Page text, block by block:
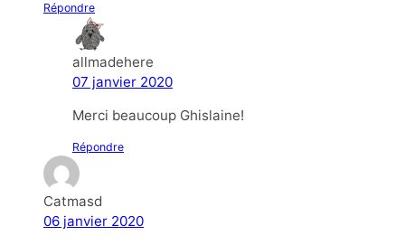
Répondre
allmadehere
07 janvier 2020
Merci beaucoup Ghislaine!
Répondre
Catmasd
06 janvier 2020